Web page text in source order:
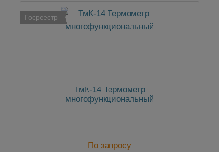
Госреестр
ТмК-14 Термометр
многофункциональный
По запросу